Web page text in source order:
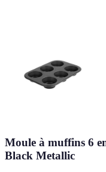
Moule à muffins 6
Black Metallic